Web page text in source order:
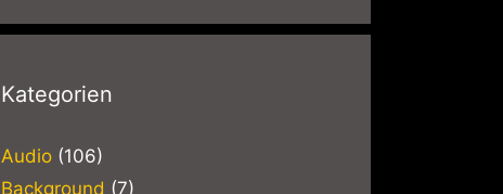
Kategorien
Audio(106)
Background (7)